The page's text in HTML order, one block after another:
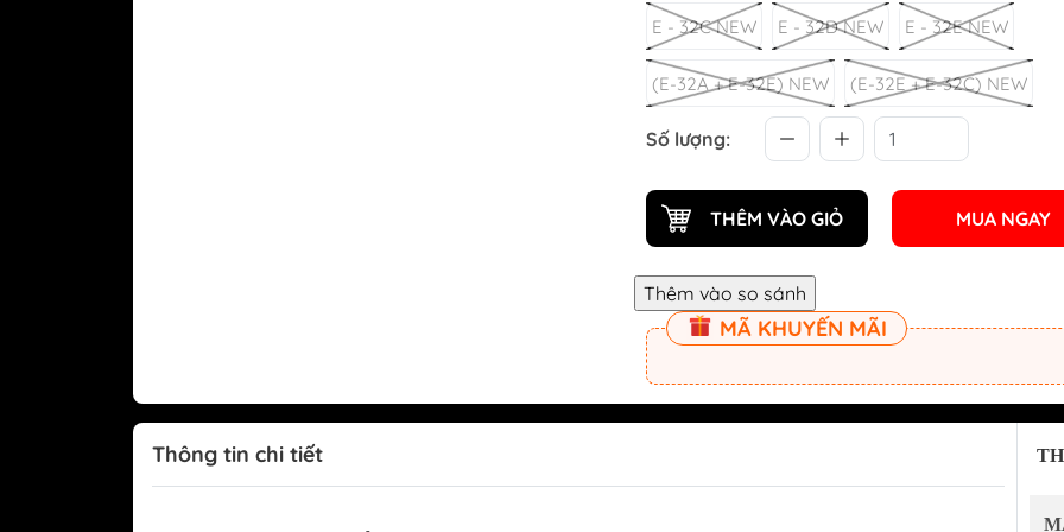
Phụ kiện tủ bếp
Phụ kiện tủ đồ
Phụ kiện tủ quần
Bếp điện từ KOCHER
Bếp từ đơn công nghiệp
KOCHER
Máy rửa chén bát KOCHER
Lò nướng KOCHER
Tủ rượu KOCHER
Bếp điện từ
Thiết bị lọc nước
E - 32C NEW E - 32D NEW E - 32E NEW
(E-32A + E-32E) NEW (E-32E + E-32C) NEW
Số lượng:
THÊM VÀO GIỎ MUA NGAY
MÃ KHUYẾN MÃI
Thông tin chi tiết